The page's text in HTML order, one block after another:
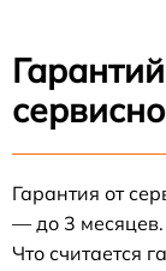
Гарантия от
— до 3 месяцев.
Что считается